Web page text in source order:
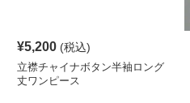
¥5,200 (税込)
立襟チャイナボタン半袖ロング
丈ワンピース